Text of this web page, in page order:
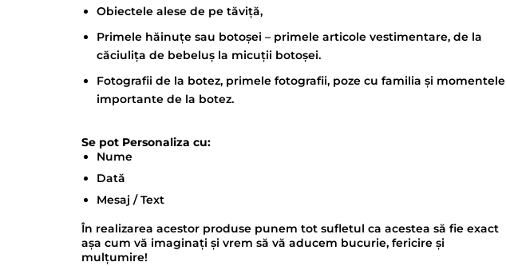
Obiectele alese de pe tăviță,
Primele hăinuțe sau botoșei – primele articole vestimentare, de la
căciulița de bebeluș la micuții botoșei.
Fotografii de la botez, primele fotografii, poze cu familia și momentele
importante de la botez.
Se pot Personaliza cu:
Nume
Dată
Mesaj / Text
În realizarea acestor produse punem tot sufletul ca acestea să fie exact
așa cum vă imaginați și vrem să vă aducem bucurie, fericire și
mulțumire!